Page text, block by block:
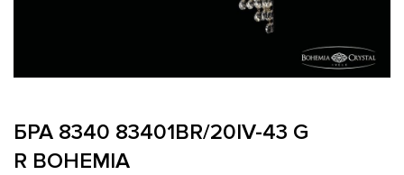
БРА 8340 83401BR/20IV-43 G
R BOHEMIA